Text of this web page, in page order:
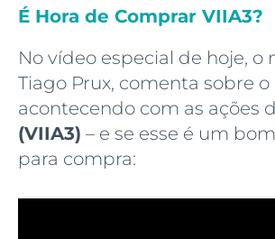
É Hora de Comprar VIIA3?
No vídeo especial de hoje, o
Tiago Prux, comenta sobre o
acontecendo com as ações
(VIIA3) – e se esse é um
para compra: